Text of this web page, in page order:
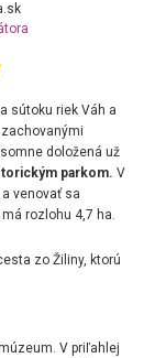
sútoku riek Váh a
doložená už
parkom. V
venovať sa
rozlohu 4,7 ha.
zo Žiliny, ktorú
V priľahlej